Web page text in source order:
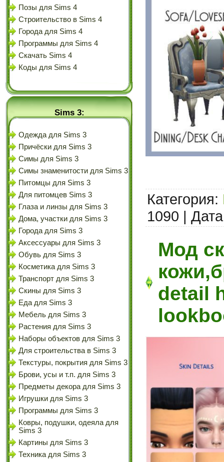
Позы для Sims 4
Строительство в Sims 4
Города для Sims 4
Программы для Sims 4
Скачать Sims 4
Коды для Sims 4
Sims 3:
Одежда для Sims 3
Причёски для Sims 3
Симы для Sims 3
Симы знаменитости для Sims 3
Питомцы для Sims 3
Для питомцев Sims 3
Глаза и линзы для Sims 3
Дома, участки для Sims 3
Города для Sims 3
Аксессуары для Sims 3
Обувь для Sims 3
Косметика для Sims 3
Транспорт для Sims 3
Скины для Sims 3
Еда для Sims 3
Мебель для Sims 3
Растения для Sims 3
Наборы объектов для Sims 3
Для строительства в Sims 3
Текстуры, покрытия для Sims 3
Брови, усы и т.п. для Sims 3
Предметы декора для Sims 3
Игрушки для Sims 3
Программы для Sims 3
Ковры, подушки, одеяла для
Sims 3
Картины для Sims 3
Техника для Sims 3
Категория:
1090 |
Мод
detail